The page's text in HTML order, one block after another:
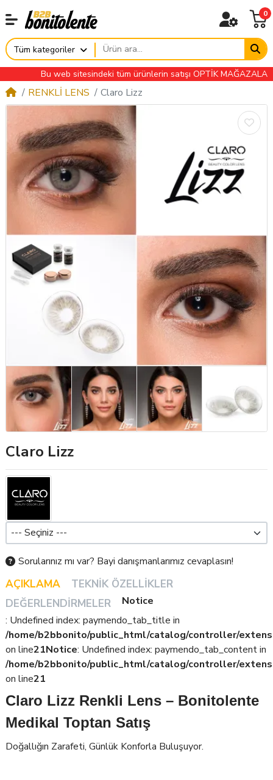
0
Tüm kategoriler
Bu web sitesindeki tüm ürünlerin satışı OPTİK
RENKLİ LENS Claro Lizz
Claro Lizz
AÇIKLAMA
TEKNIK ÖZELLIKLER
DEĞERLENDIRMELER
Notice
: Undefined index: paymendo_tab_title in
/home/b2bbonito/public_html/catalog/controller/
on line21Notice: Undefined index: paymendo_tab_content in
/home/b2bbonito/public_html/catalog/controller/
on line21
Claro Lizz Renkli Lens – Bonitolente
Medikal Toptan Satış
Doğallığın Zarafeti, Günlük Konforla Buluşuyor.
Sorularınız mı var? Bayi danışmanlarımız cevaplasın!
Dioptri (Pwr)